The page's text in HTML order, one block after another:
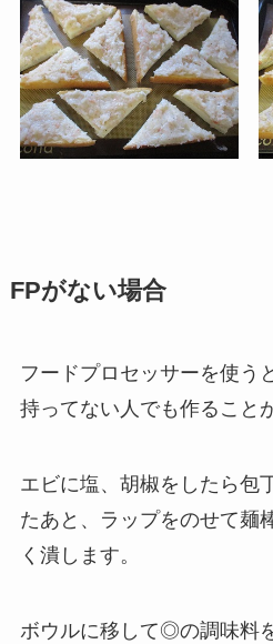
FPがない場合
フードプロセッサーを使う
持ってない人でも作ること
エビに塩、胡椒をしたら包
たあと、ラップをのせて麺
く潰します。
ボウルに移して◎の調味料